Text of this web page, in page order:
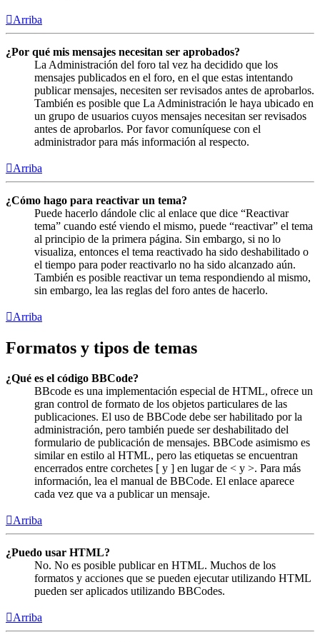
Arriba
¿Por qué mis mensajes necesitan ser aprobados?
La Administración del foro tal vez ha decidido que los
mensajes publicados en el foro, en el que estas intentando
publicar mensajes, necesiten ser revisados antes de aprobarlos.
También es posible que La Administración le haya ubicado en
un grupo de usuarios cuyos mensajes necesitan ser revisados
antes de aprobarlos. Por favor comuníquese con el
administrador para más información al respecto.
Arriba
¿Cómo hago para reactivar un tema?
Puede hacerlo dándole clic al enlace que dice “Reactivar
tema” cuando esté viendo el mismo, puede “reactivar” el tema
al principio de la primera página. Sin embargo, si no lo
visualiza, entonces el tema reactivado ha sido deshabilitado o
el tiempo para poder reactivarlo no ha sido alcanzado aún.
También es posible reactivar un tema respondiendo al mismo,
sin embargo, lea las reglas del foro antes de hacerlo.
Arriba
Formatos y tipos de temas
¿Qué es el código BBCode?
BBcode es una implementación especial de HTML, ofrece un
gran control de formato de los objetos particulares de las
publicaciones. El uso de BBCode debe ser habilitado por la
administración, pero también puede ser deshabilitado del
formulario de publicación de mensajes. BBCode asimismo es
similar en estilo al HTML, pero las etiquetas se encuentran
encerrados entre corchetes [ y ] en lugar de < y >. Para más
información, lea el manual de BBCode. El enlace aparece
cada vez que va a publicar un mensaje.
Arriba
¿Puedo usar HTML?
No. No es posible publicar en HTML. Muchos de los
formatos y acciones que se pueden ejecutar utilizando HTML
pueden ser aplicados utilizando BBCodes.
Arriba